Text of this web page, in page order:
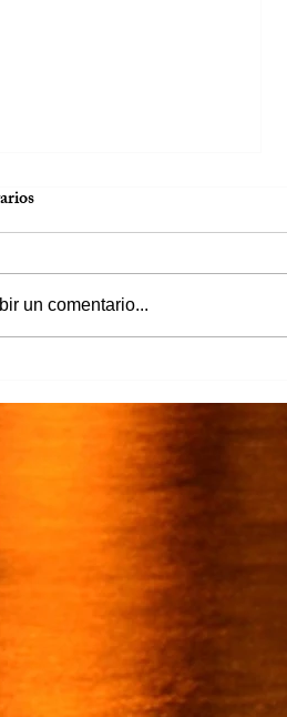
y amigos
un comentario...